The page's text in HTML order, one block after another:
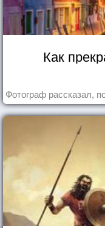
Как
Фотограф рассказал,